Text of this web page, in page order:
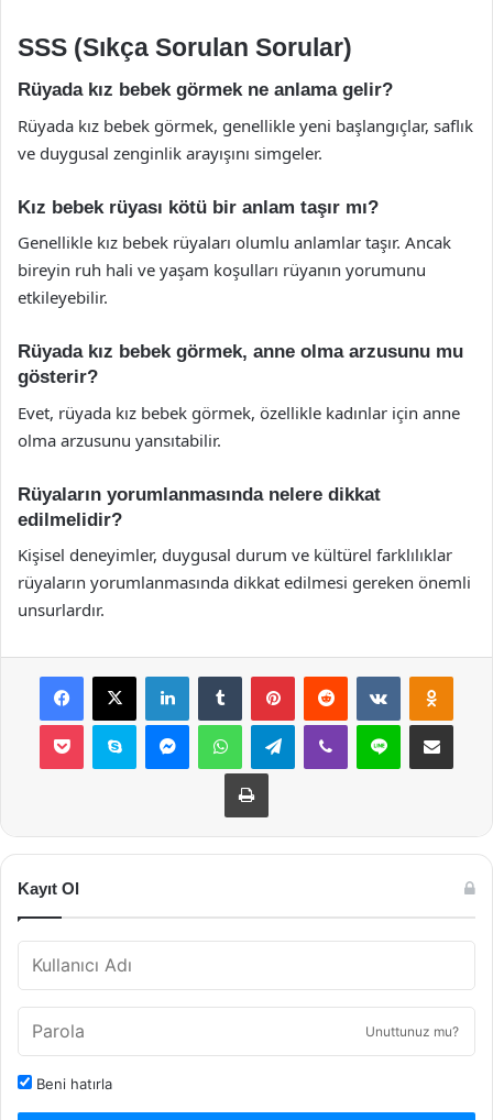
SSS (Sıkça Sorulan Sorular)
Rüyada kız bebek görmek ne anlama gelir?
Rüyada kız bebek görmek, genellikle yeni başlangıçlar, saflık
ve duygusal zenginlik arayışını simgeler.
Kız bebek rüyası kötü bir anlam taşır mı?
Genellikle kız bebek rüyaları olumlu anlamlar taşır. Ancak
bireyin ruh hali ve yaşam koşulları rüyanın yorumunu
etkileyebilir.
Rüyada kız bebek görmek, anne olma arzusunu mu
gösterir?
Evet, rüyada kız bebek görmek, özellikle kadınlar için anne
olma arzusunu yansıtabilir.
Rüyaların yorumlanmasında nelere dikkat
edilmelidir?
Kişisel deneyimler, duygusal durum ve kültürel farklılıklar
rüyaların yorumlanmasında dikkat edilmesi gereken önemli
unsurlardır.
Facebook
X LinkedInTumblr PinterestReddit VKontakte
Pocket Skype MessengerWhatsAppTelegramViber Line E-Posta ile
Yazdır
Kayıt Ol
Unuttunuz mu?
Beni hatırla